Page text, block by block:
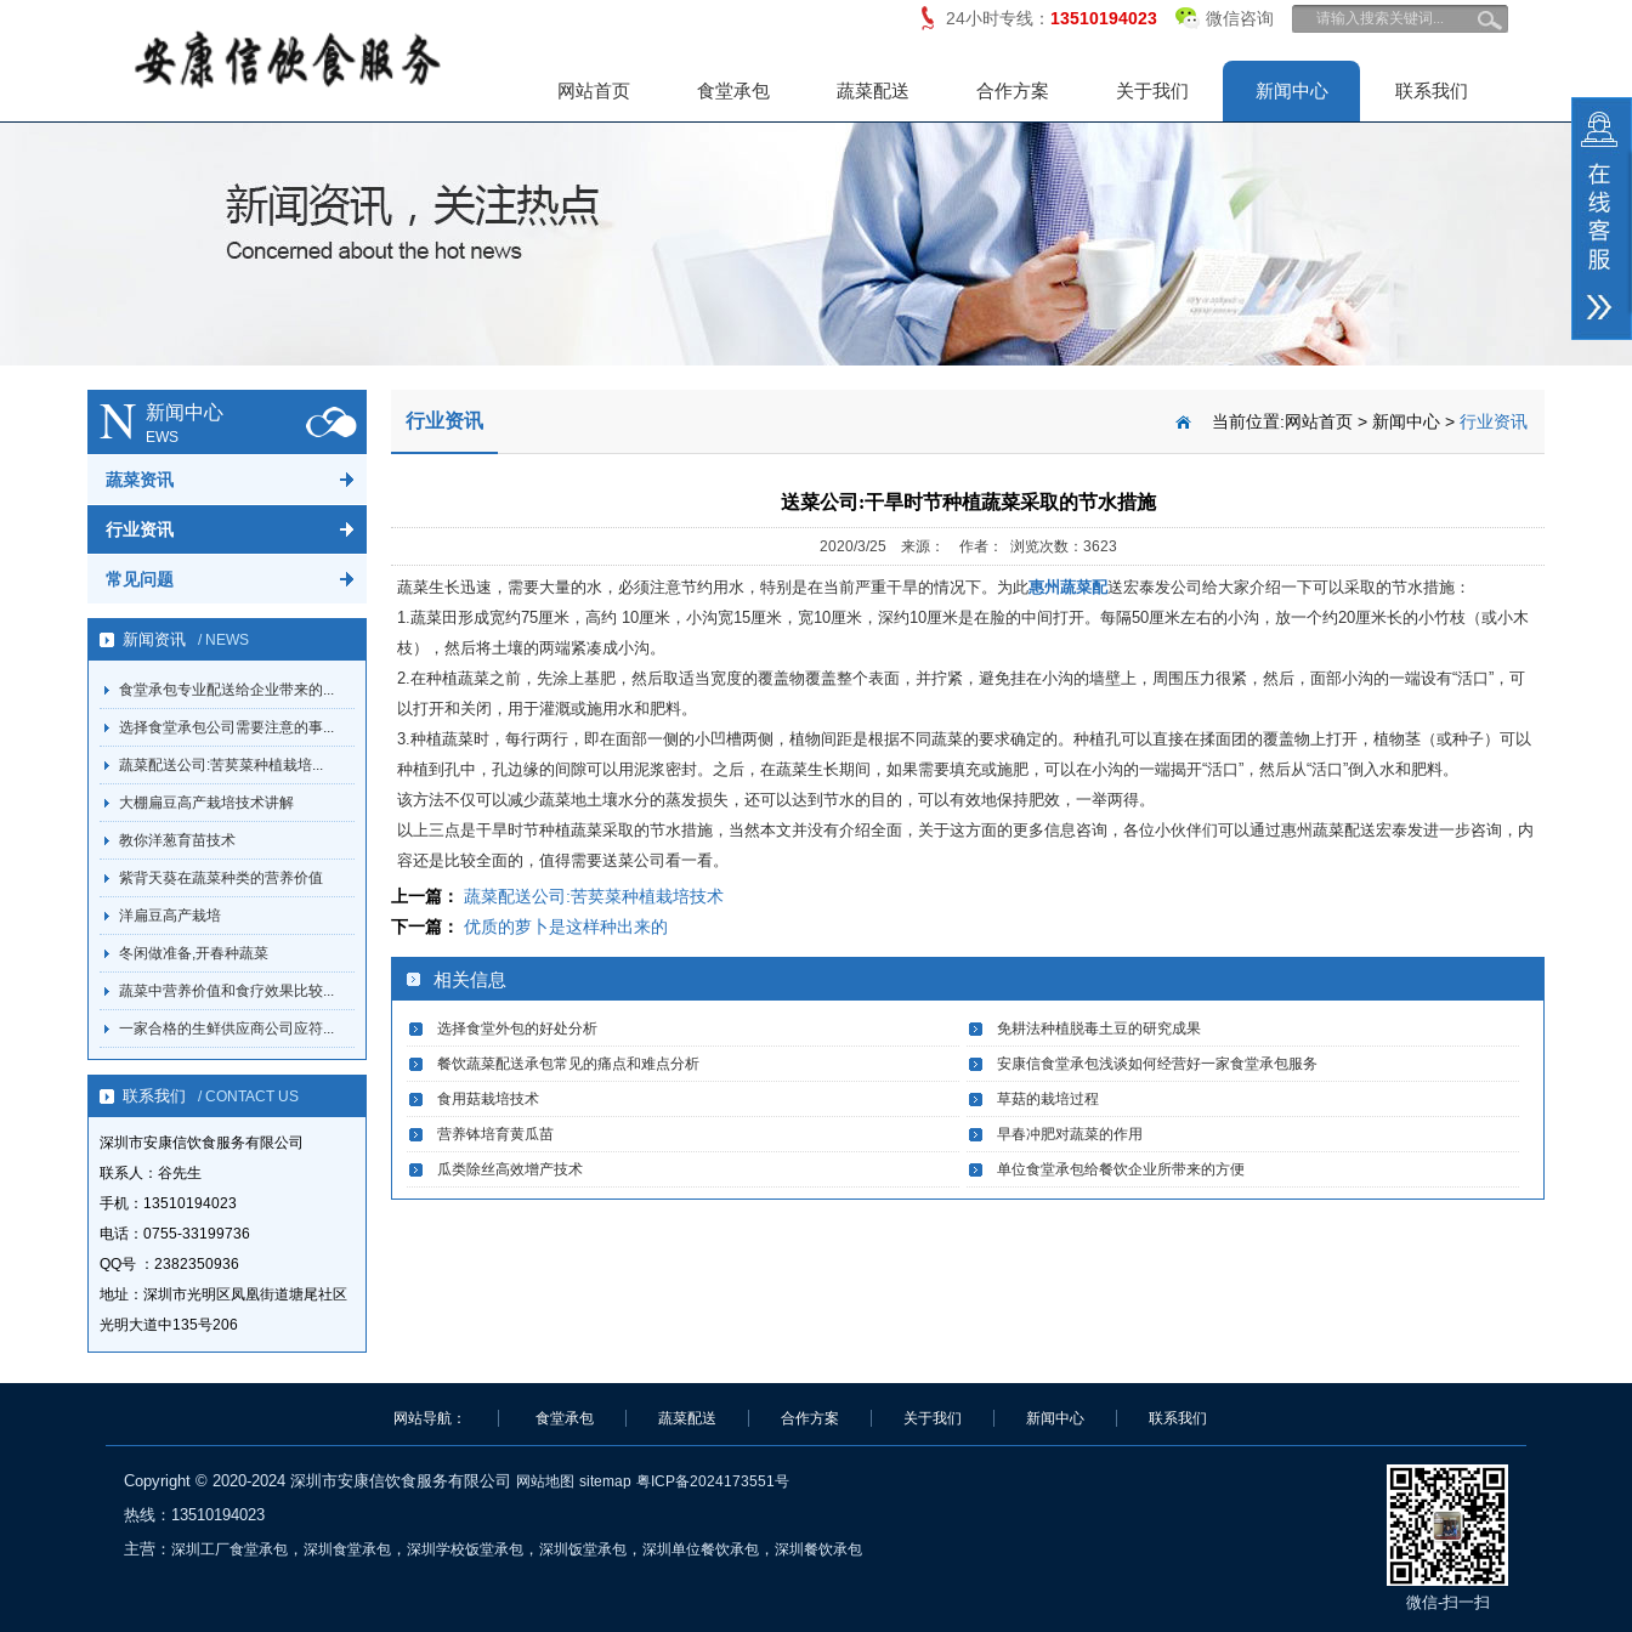
24小时专线： 13510194023 微信咨询
网站首页 食堂承包 蔬菜配送 合作方案 关于我们 新闻中心 联系我们
N 新闻中心
EWS
蔬菜资讯
行业资讯
常见问题
新闻资讯 / NEWS
食堂承包专业配送给企业带来的...
选择食堂承包公司需要注意的事...
蔬菜配送公司:苦荬菜种植栽培...
大棚扁豆高产栽培技术讲解
教你洋葱育苗技术
紫背天葵在蔬菜种类的营养价值
洋扁豆高产栽培
冬闲做准备,开春种蔬菜
蔬菜中营养价值和食疗效果比较...
一家合格的生鲜供应商公司应符...
联系我们 / CONTACT US
深圳市安康信饮食服务有限公司
联系人：谷先生
手机：13510194023
电话：0755-33199736
QQ号 ：2382350936
地址：深圳市光明区凤凰街道塘尾社区
光明大道中135号206
行业资讯 当前位置:网站首页 > 新闻中心 > 行业资讯
送菜公司:干旱时节种植蔬菜采取的节水措施
2020/3/25 来源： 作者： 浏览次数：3623
蔬菜生长迅速，需要大量的水，必须注意节约用水，特别是在当前严重干旱的情况下。为此惠州蔬菜配送宏泰发公司给大家介绍一下可以采取的节水措施：
1.蔬菜田形成宽约75厘米，高约 10厘米，小沟宽15厘米，宽10厘米，深约10厘米是在脸的中间打开。每隔50厘米左右的小沟，放一个约20厘米长的小竹枝（或小木
枝），然后将土壤的两端紧凑成小沟。
2.在种植蔬菜之前，先涂上基肥，然后取适当宽度的覆盖物覆盖整个表面，并拧紧，避免挂在小沟的墙壁上，周围压力很紧，然后，面部小沟的一端设有“活口”，可
以打开和关闭，用于灌溉或施用水和肥料。
3.种植蔬菜时，每行两行，即在面部一侧的小凹槽两侧，植物间距是根据不同蔬菜的要求确定的。种植孔可以直接在揉面团的覆盖物上打开，植物茎（或种子）可以
种植到孔中，孔边缘的间隙可以用泥浆密封。之后，在蔬菜生长期间，如果需要填充或施肥，可以在小沟的一端揭开“活口”，然后从“活口”倒入水和肥料。
该方法不仅可以减少蔬菜地土壤水分的蒸发损失，还可以达到节水的目的，可以有效地保持肥效，一举两得。
以上三点是干旱时节种植蔬菜采取的节水措施，当然本文并没有介绍全面，关于这方面的更多信息咨询，各位小伙伴们可以通过惠州蔬菜配送宏泰发进一步咨询，内
容还是比较全面的，值得需要送菜公司看一看。
上一篇： 蔬菜配送公司:苦荬菜种植栽培技术
下一篇： 优质的萝卜是这样种出来的
相关信息
选择食堂外包的好处分析 免耕法种植脱毒土豆的研究成果
餐饮蔬菜配送承包常见的痛点和难点分析 安康信食堂承包浅谈如何经营好一家食堂承包服务
食用菇栽培技术 草菇的栽培过程
营养钵培育黄瓜苗 早春冲肥对蔬菜的作用
瓜类除丝高效增产技术 单位食堂承包给餐饮企业所带来的方便
网站导航： 食堂承包 蔬菜配送 合作方案 关于我们 新闻中心 联系我们
微信-扫一扫
Copyright © 2020-2024 深圳市安康信饮食服务有限公司 网站地图 sitemap 粤ICP备2024173551号
热线：13510194023
主营： 深圳工厂食堂承包 ， 深圳食堂承包 ， 深圳学校饭堂承包 ， 深圳饭堂承包 ， 深圳单位餐饮承包 ， 深圳餐饮承包